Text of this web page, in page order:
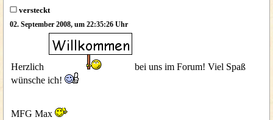
versteckt
02. September 2008, um 22:35:26 Uhr
Herzlich
bei uns im Forum! Viel Spaß
wünsche ich!
MFG Max